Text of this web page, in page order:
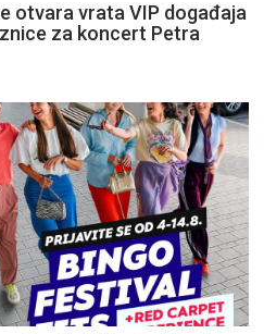
otvara vrata VIP događaja
za koncert Petra